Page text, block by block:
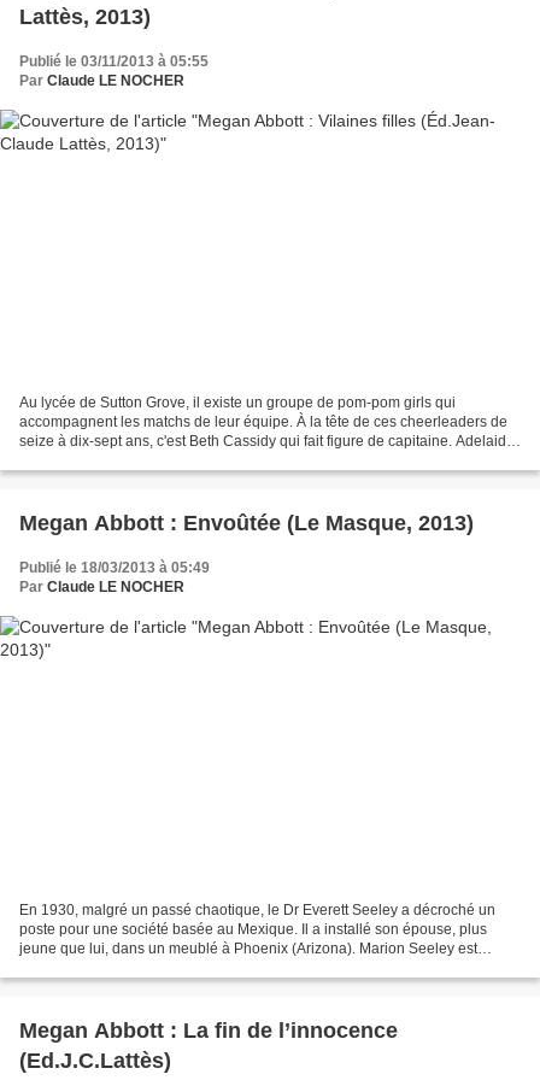
Lattès, 2013)
Publié le 03/11/2013 à 05:55
Par Claude LE NOCHER
Au lycée de Sutton Grove, il existe un groupe de pom-pom girls qui
accompagnent les matchs de leur équipe. À la tête de ces cheerleaders de
seize à dix-sept ans, c'est Beth Cassidy qui fait figure de capitaine. Adelaide
Megan Abbott : Envoûtée (Le Masque, 2013)
Publié le 18/03/2013 à 05:49
Par Claude LE NOCHER
En 1930, malgré un passé chaotique, le Dr Everett Seeley a décroché un
poste pour une société basée au Mexique. Il a installé son épouse, plus
jeune que lui, dans un meublé à Phoenix (Arizona). Marion Seeley est
Megan Abbott : La fin de l’innocence
(Ed.J.C.Lattès)